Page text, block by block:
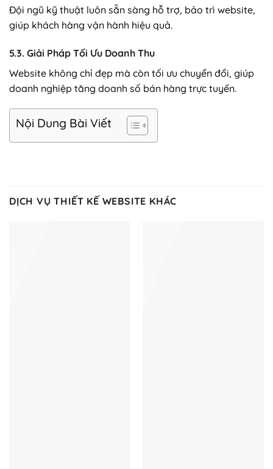
Đội ngũ kỹ thuật luôn sẵn sàng hỗ trợ, bảo trì website,
giúp khách hàng vận hành hiệu quả.
5.3. Giải Pháp Tối Ưu Doanh Thu
Website không chỉ đẹp mà còn tối ưu chuyển đổi, giúp
doanh nghiệp tăng doanh số bán hàng trực tuyến.
Nội Dung Bài Viết
DỊCH VỤ THIẾT KẾ WEBSITE KHÁC